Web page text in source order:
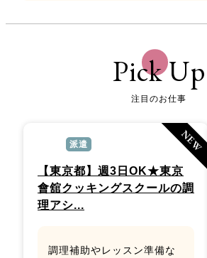
Pick Up
注目のお仕事
NEW
派遣
【東京都】週3日OK★東京
會舘クッキングスクールの調
理アシ...
調理補助やレッスン準備な